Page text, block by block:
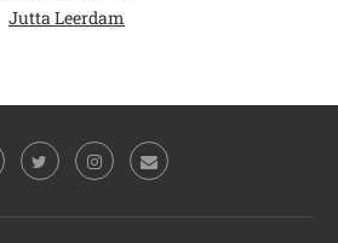
Jutta Leerdam